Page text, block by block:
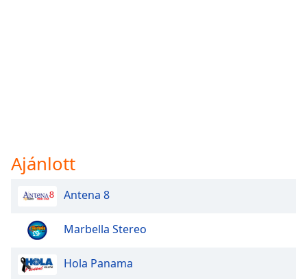
Ajánlott
Antena 8
Marbella Stereo
Hola Panama